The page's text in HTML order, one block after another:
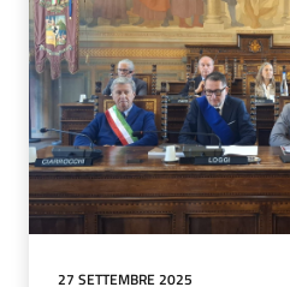
27 SETTEMBRE 2025